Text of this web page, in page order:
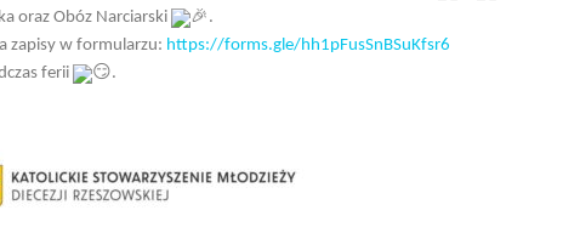
oraz Obóz Narciarski
.
zapisy w formularzu: https://forms.gle/hh1pFusSnBSuKfsr6
ferii
.